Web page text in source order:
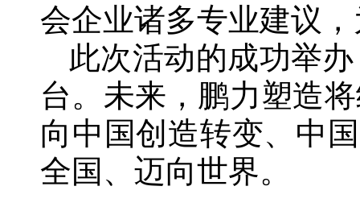
会企业诸多专业建议
此次活动的成功举
台。未来，鹏力塑造
向中国创造转变、中
全国、迈向世界。